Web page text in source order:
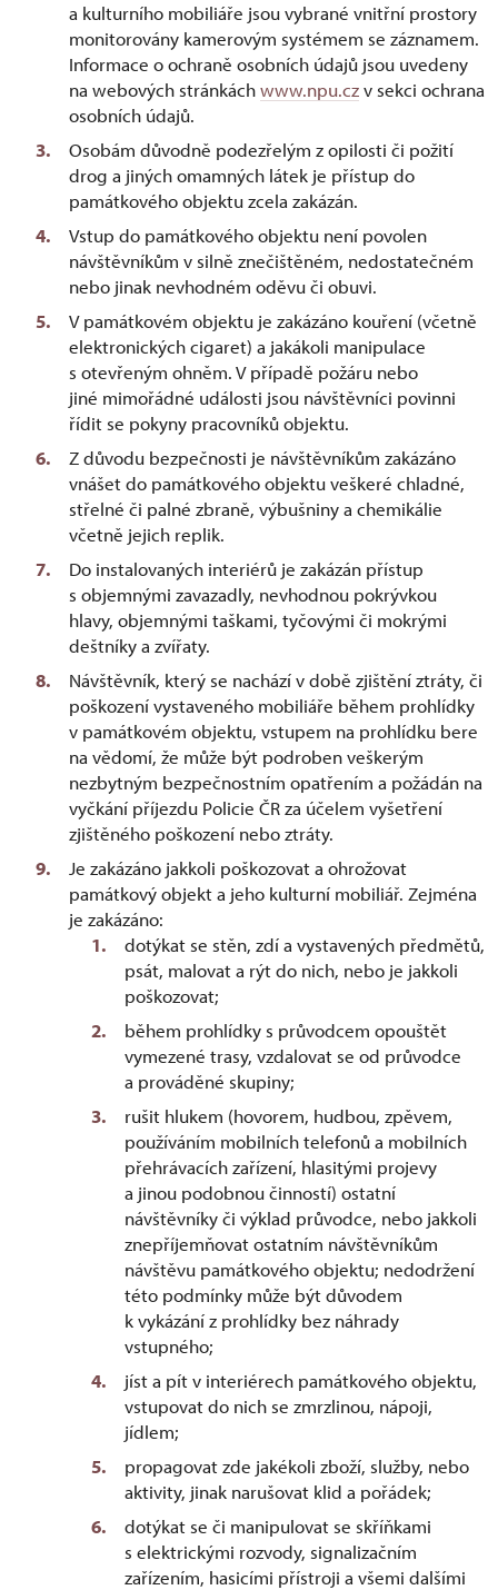
a kulturního mobiliáře jsou vybrané vnitřní prostory
monitorovány kamerovým systémem se záznamem.
Informace o ochraně osobních údajů jsou uvedeny
na webových stránkáchwww.npu.czv sekci ochrana
osobních údajů.
Osobám důvodně podezřelým z opilosti či požití
drog a jiných omamných látek je přístup do
památkového objektu zcela zakázán.
Vstup do památkového objektu není povolen
návštěvníkům v silně znečištěném, nedostatečném
nebo jinak nevhodném oděvu či obuvi.
V památkovém objektu je zakázáno kouření (včetně
elektronických cigaret) a jakákoli manipulace
s otevřeným ohněm. V případě požáru nebo
jiné mimořádné události jsou návštěvníci povinni
řídit se pokyny pracovníků objektu.
Z důvodu bezpečnosti je návštěvníkům zakázáno
vnášet do památkového objektu veškeré chladné,
střelné či palné zbraně, výbušniny a chemikálie
včetně jejich replik.
Do instalovaných interiérů je zakázán přístup
s objemnými zavazadly, nevhodnou pokrývkou
hlavy, objemnými taškami, tyčovými či mokrými
deštníky a zvířaty.
Návštěvník, který se nachází v době zjištění ztráty, či
poškození vystaveného mobiliáře během prohlídky
v památkovém objektu, vstupem na prohlídku bere
na vědomí, že může být podroben veškerým
nezbytným bezpečnostním opatřením a požádán na
vyčkání příjezdu Policie ČR za účelem vyšetření
zjištěného poškození nebo ztráty.
Je zakázáno jakkoli poškozovat a ohrožovat
památkový objekt a jeho kulturní mobiliář. Zejména
je zakázáno:
dotýkat se stěn, zdí a vystavených předmětů,
psát, malovat a rýt do nich, nebo je jakkoli
poškozovat;
během prohlídky s průvodcem opouštět
vymezené trasy, vzdalovat se od průvodce
a prováděné skupiny;
rušit hlukem (hovorem, hudbou, zpěvem,
používáním mobilních telefonů a mobilních
přehrávacích zařízení, hlasitými projevy
a jinou podobnou činností) ostatní
návštěvníky či výklad průvodce, nebo jakkoli
znepříjemňovat ostatním návštěvníkům
návštěvu památkového objektu; nedodržení
této podmínky může být důvodem
k vykázání z prohlídky bez náhrady
vstupného;
jíst a pít v interiérech památkového objektu,
vstupovat do nich se zmrzlinou, nápoji,
jídlem;
propagovat zde jakékoli zboží, služby, nebo
aktivity, jinak narušovat klid a pořádek;
dotýkat se či manipulovat se skříňkami
s elektrickými rozvody, signalizačním
zařízením, hasicími přístroji a všemi dalšími